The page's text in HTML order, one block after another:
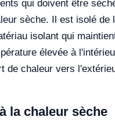
qui doivent être
sèche. Il est isolé de
isolant qui
élevée à
de chaleur vers
la chaleur sèche